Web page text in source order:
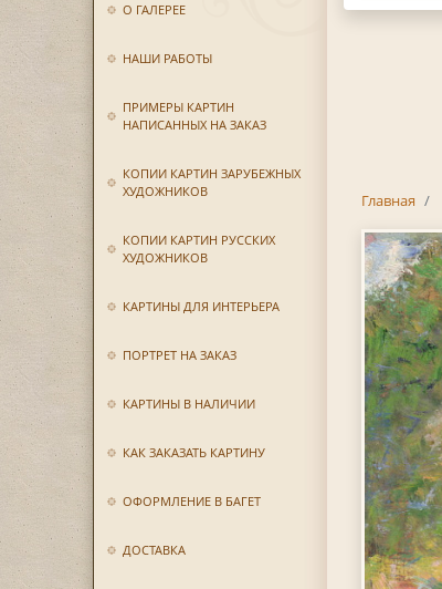
О ГАЛЕРЕЕ
НАШИ РАБОТЫ
ПРИМЕРЫ КАРТИН
НАПИСАННЫХ НА ЗАКАЗ
КОПИИ КАРТИН ЗАРУБЕЖНЫХ
ХУДОЖНИКОВ
КОПИИ КАРТИН РУССКИХ
ХУДОЖНИКОВ
КАРТИНЫ ДЛЯ ИНТЕРЬЕРА
ПОРТРЕТ НА ЗАКАЗ
КАРТИНЫ В НАЛИЧИИ
КАК ЗАКАЗАТЬ КАРТИНУ
ОФОРМЛЕНИЕ В БАГЕТ
ДОСТАВКА
Главная